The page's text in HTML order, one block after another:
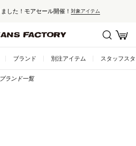
セール対象外アイテムは10%ポイント還元！
ブランド 別注アイテム スタッフス
ブランド一覧